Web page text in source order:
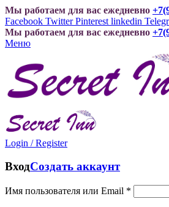
Мы работаем для вас ежедневно
Facebook Twitter Pinterest linkedin
Мы работаем для вас ежедневно
Меню
Login / Register
ВходСоздать аккаунт
Имя пользователя или Email *